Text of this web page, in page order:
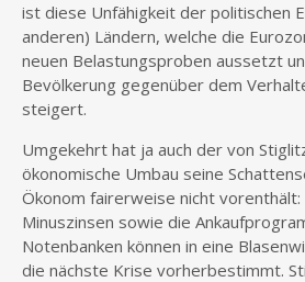
ist diese Unfähigkeit der politischen
anderen) Ländern, welche die
neuen Belastungsproben aussetzt
Bevölkerung gegenüber dem
steigert.
Umgekehrt hat ja auch der von
ökonomische Umbau seine
Ökonom fairerweise nicht
Minuszinsen sowie die
Notenbanken können in eine
die nächste Krise vorherbestimmt.